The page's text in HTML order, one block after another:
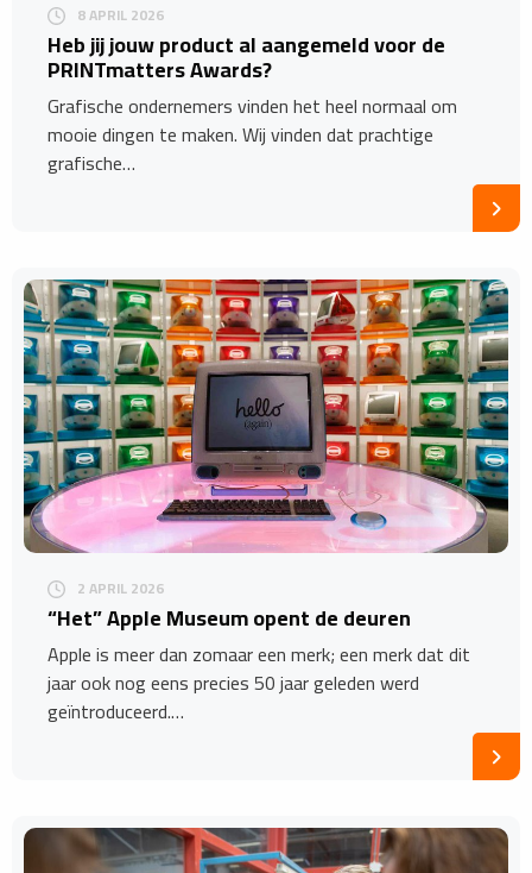
8 APRIL 2026
Heb jij jouw product al aangemeld voor de
PRINTmatters Awards?
Grafische ondernemers vinden het heel normaal om
mooie dingen te maken. Wij vinden dat prachtige
grafische…
2 APRIL 2026
“Het” Apple Museum opent de deuren
Apple is meer dan zomaar een merk; een merk dat dit
jaar ook nog eens precies 50 jaar geleden werd
geïntroduceerd.…